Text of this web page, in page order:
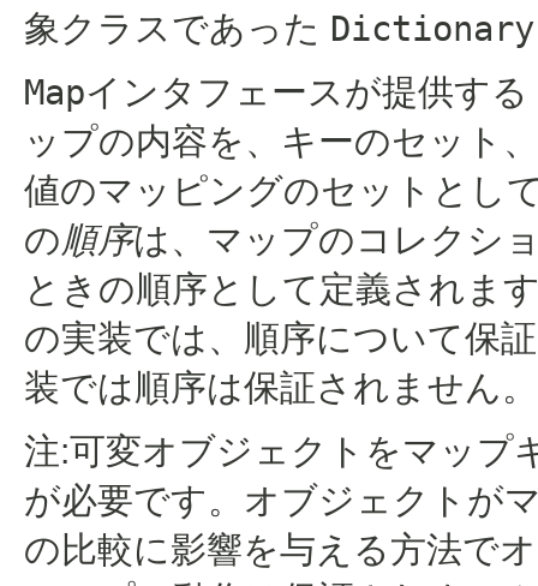
象クラスであった Dictionary
Mapインタフェースが提供する
ップの内容を、キーのセット
値のマッピングのセットとし
の順序は、マップのコレクシ
ときの順序として定義されま
の実装では、順序について保
装では順序は保証されません。
注:可変オブジェクトをマップ
が必要です。オブジェクトが
の比較に影響を与える方法で